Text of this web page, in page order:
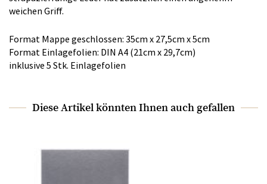
weichen Griff.
Format Mappe geschlossen: 35cm x 27,5cm x 5cm
Format Einlagefolien: DIN A4 (21cm x 29,7cm)
inklusive 5 Stk. Einlagefolien
Diese Artikel könnten Ihnen auch gefallen